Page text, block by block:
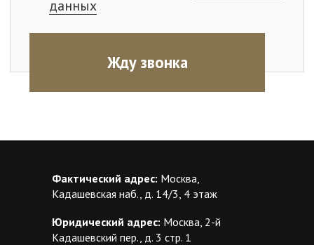
Фактический адрес: Москва,
Кадашевская наб., д. 14/3, 4 этаж
Юридический адрес: Москва, 2-й
Кадашевский пер., д. 3 стр. 1